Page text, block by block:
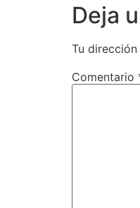
Deja
Tu
Comentario